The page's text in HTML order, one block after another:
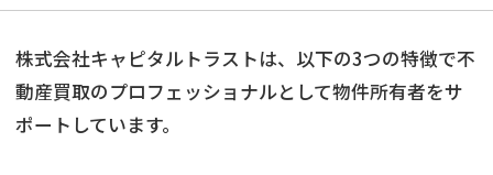
株式会社キャピタルトラストは、以下の3つの特徴で不
動産買取のプロフェッショナルとして物件所有者をサ
ポートしています。